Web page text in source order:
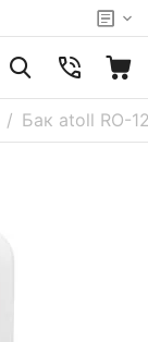
/ Бак atoll RO-